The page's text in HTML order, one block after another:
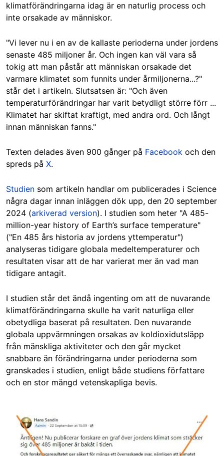
klimatförändringarna idag är en naturlig process och
inte orsakade av människor.
"Vi lever nu i en av de kallaste perioderna under jordens
senaste 485 miljoner år. Och ingen kan väl vara så
tokig att man påstår att människan orsakade det
varmare klimatet som funnits under årmiljonerna...?"
står det i artikeln. Slutsatsen är: "Och även
temperaturförändringar har varit betydligt större förr ...
Klimatet har skiftat kraftigt, med andra ord. Och långt
innan människan fanns."
Texten delades även 900 gånger på Facebook och den
spreds på X.
Studien som artikeln handlar om publicerades i Science
några dagar innan inläggen dök upp, den 20 september
2024 (arkiverad version). I studien som heter "A 485-
million-year history of Earth’s surface temperature"
("En 485 års historia av jordens yttemperatur")
analyseras tidigare globala medeltemperaturer och
resultaten visar att de har varierat mer än vad man
tidigare antagit.
I studien står det ändå ingenting om att de nuvarande
klimatförändringarna skulle ha varit naturliga eller
obetydliga baserat på resultaten. Den nuvarande
globala uppvärmningen orsakas av koldioxidutsläpp
från mänskliga aktiviteter och den går mycket
snabbare än förändringarna under perioderna som
granskades i studien, enligt både studiens författare
och en stor mängd vetenskapliga bevis.
Image